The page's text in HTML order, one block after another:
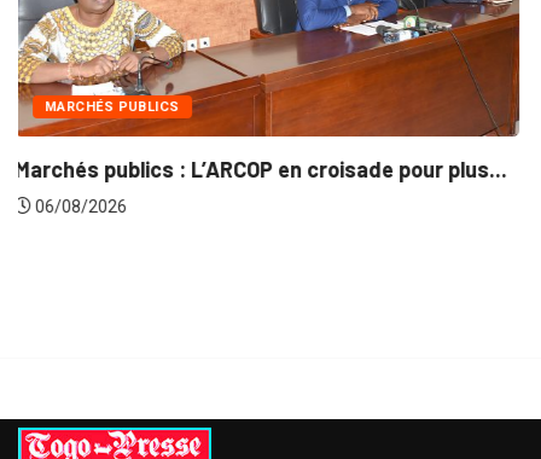
plus...
INTÉGRATION RÉGIONALE
Gestion concertée et durable du Bassin